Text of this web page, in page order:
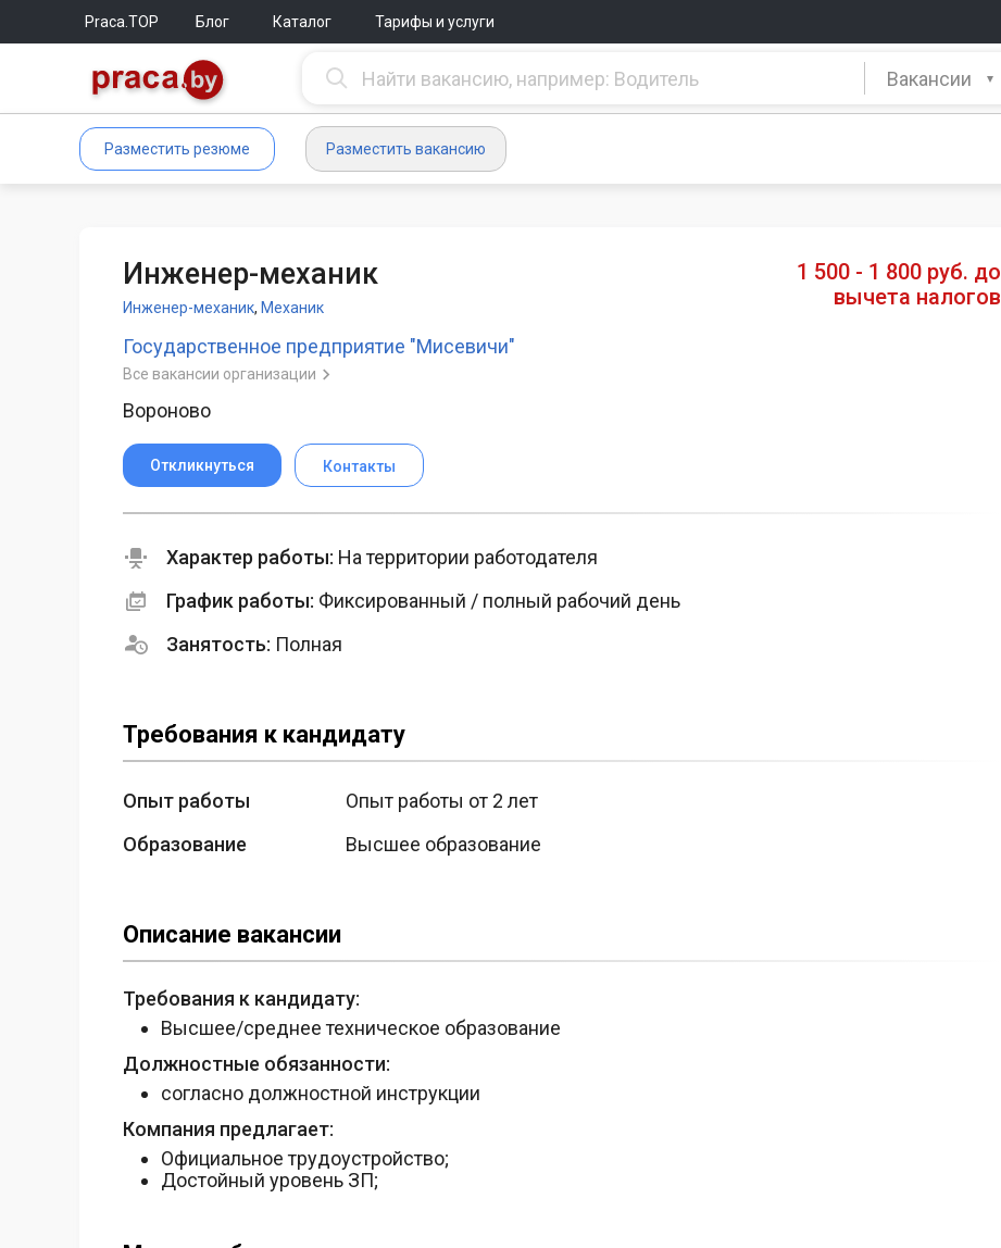
Praca.TOP Блог Каталог Тарифы и услуги
Вакансии
Разместить резюме Разместить вакансию
Инженер-механик
Инженер-механик, Механик
1 500 - 1 800 руб. до
вычета налогов
Государственное предприятие "Мисевичи"
Все вакансии организации
Вороново
Откликнуться Контакты
Характер работы: На территории работодателя
График работы: Фиксированный / полный рабочий день
Занятость: Полная
Требования к кандидату
Опыт работы
Опыт работы от 2 лет
Образование
Высшее образование
Описание вакансии
Требования к кандидату:
Высшее/среднее техническое образование
Должностные обязанности:
согласно должностной инструкции
Компания предлагает:
Официальное трудоустройство;
Достойный уровень ЗП;